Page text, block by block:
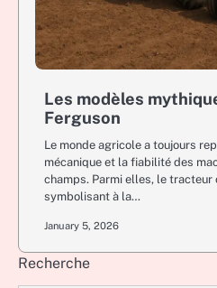
Les modèles
Ferguson
Le monde agricole a toujours
mécanique et la fiabilité des
champs. Parmi elles, le tracteur
symbolisant à la…
January 5, 2026
Recherche